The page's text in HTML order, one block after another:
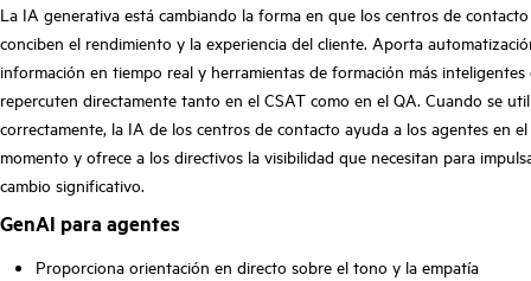
La IA generativa está cambiando la forma en que los centros de contacto
conciben el rendimiento y la experiencia del cliente. Aporta
información en tiempo real y herramientas de formación más inteligentes
repercuten directamente tanto en el CSAT como en el QA. Cuando se
correctamente, la IA de los centros de contacto ayuda a los agentes en el
momento y ofrece a los directivos la visibilidad que necesitan para
cambio significativo.
GenAI para agentes
Proporciona orientación en directo sobre el tono y la empatía